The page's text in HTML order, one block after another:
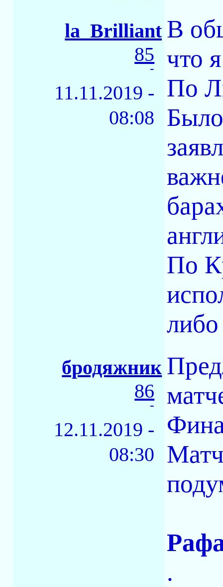
la_Brilliant
85
-
11.11.2019 -
08:08
В
что
По
По
бродяжник
86
-
12.11.2019 -
08:30
.